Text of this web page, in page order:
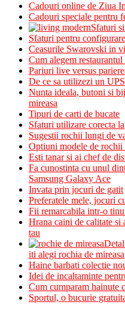
Cadouri online de Ziua
Cadouri speciale pentru
Sfaturi
Sfaturi pentru
Ceasurile Swarovski in
Cum alegem
Pariuri live versus
De ce sa utilizezi un
Nunta ideala, butoni si
mireasa
Tipuri de carti de bucate
Sfaturi utilizare corecta
Sugestii rochii lungi de
Optiuni modele de rochii
Esti tanar si ai chef de
Fa cunostinta cu unul
Samsung Galaxy Ace
Invata prin jocuri de gatit
Preferatele mele, jocuri
Fii remarcabila intr-o
Hrana caini de calitate si
tau
iti alegi rochia de mireasa
Haine barbati colectie
Idei de incaltaminte
Cum cumparam hainute
Sportul, o bucurie